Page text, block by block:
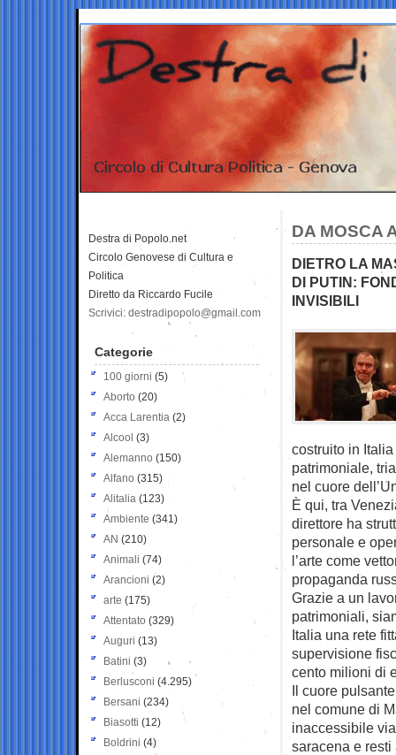
DA MOSCA
DIETRO LA
DI PUTIN:
INVISIBILI
costruito in
patrimoniale,
nel cuore
È qui, tra
direttore ha
personale e
l’arte come
propaganda
Grazie a un
patrimoniali,
Italia una rete
supervisione
cento milioni di
Il cuore
nel comune di
inaccessibile
saracena e
Destra di Popolo.net
Circolo Genovese di Cultura e
Politica
Diretto da Riccardo Fucile
Scrivici: destradipopolo@gmail.com
Categorie
100 giorni (5)
Aborto (20)
Acca Larentia (2)
Alcool (3)
Alemanno (150)
Alfano (315)
Alitalia (123)
Ambiente (341)
AN (210)
Animali (74)
Arancioni (2)
arte (175)
Attentato (329)
Auguri (13)
Batini (3)
Berlusconi (4.295)
Bersani (234)
Biasotti (12)
Boldrini (4)